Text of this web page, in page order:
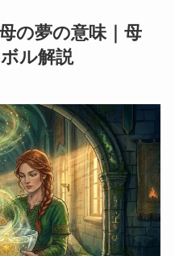
の夢の意味｜母
ル解説